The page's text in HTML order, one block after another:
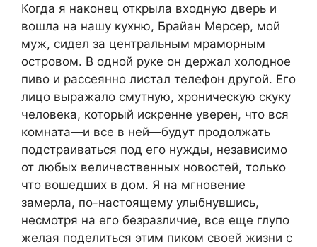
Когда я наконец открыла входную дверь и
вошла на нашу кухню, Брайан Мерсер, мой
муж, сидел за центральным мраморным
островом. В одной руке он держал холодное
пиво и рассеянно листал телефон другой. Его
лицо выражало смутную, хроническую скуку
человека, который искренне уверен, что вся
комната—и все в ней—будут продолжать
подстраиваться под его нужды, независимо
от любых величественных новостей, только
что вошедших в дом. Я на мгновение
замерла, по-настоящему улыбнувшись,
несмотря на его безразличие, все еще глупо
желая поделиться этим пиком своей жизни с